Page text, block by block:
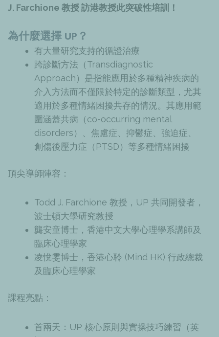
J. Farchione 教授 訪港教授此突破性培訓！
為什麼選擇 UP？
有大量研究支持的循證治療
跨診斷方法（Transdiagnostic
Approach）是指能應用於多種精神疾病的
介入方法而不僅限於特定的診斷類型，尤其
適用於多種情緒困擾共存的情況。其應用範
圍涵蓋共病（co-occurring mental
disorders）、焦慮症、抑鬱症、強迫症、
創傷後壓力症（PTSD）等多種情緒困擾
頂尖導師陣容：
Todd J. Farchione 教授，UP 共同開發者，
波士頓大學研究教授
龔安童博士，香港中文大學心理學系講師及
臨床心理學家
凌悅雯博士，香港心聆 (Mind HK) 行政總裁
及臨床心理學家
課程亮點：
首兩天：UP 核心原則與實操技巧練習（英